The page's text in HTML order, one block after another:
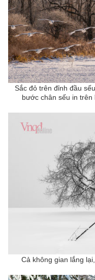
Sắc đỏ trên đỉnh đầu
bước chân sếu in trên
Cả không gian lắng